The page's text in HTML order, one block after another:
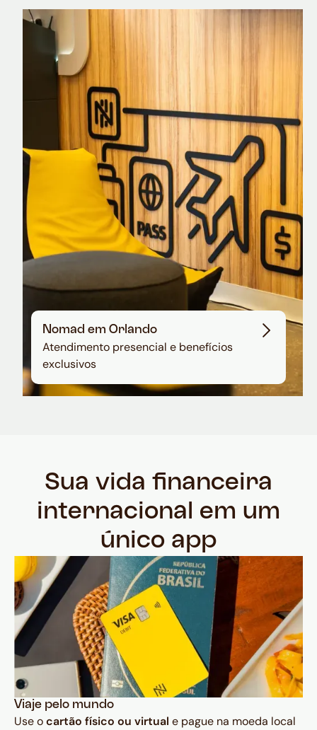
Nomad Explorer
Cartão de crédito brasileiro com cashback
em dólar
Nomad em Orlando
Atendimento presencial e benefícios
exclusivos
Sua vida financeira
internacional em um
único app
Viaje pelo mundo
Use ocartão físico ou virtual e pague na moeda local